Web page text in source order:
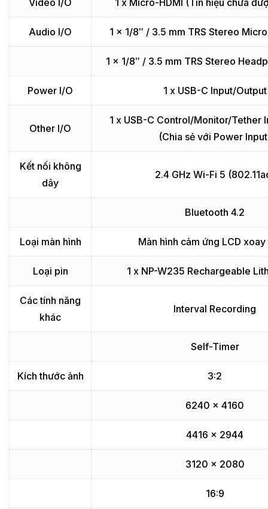
Audio I/O 1 x 1/8″ / 3.5 mm TRS Stereo
1 x 1/8″ / 3.5 mm TRS Stereo
Power I/O 1 x USB-C Input/Output
Other I/O
1 x USB-C Control/Monitor/Tether
(Chia sẻ với Power
Kết nối không
dây
2.4 GHz Wi-Fi 5
Bluetooth 4.2
Loại màn hình Màn hình cảm ứng LCD
Loại pin 1 x NP-W235 Rechargeable
Các tính năng
khác
Interval Recording
Self-Timer
Kích thước ảnh 3:2
6240 x 4160
4416 x 2944
3120 x 2080
16:9